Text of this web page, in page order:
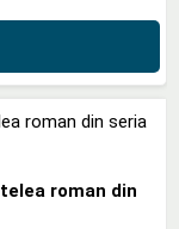
roman din